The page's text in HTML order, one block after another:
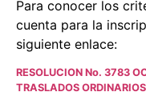
Para conocer los
cuenta para la
siguiente enlace:
RESOLUCION No. 3783
TRASLADOS